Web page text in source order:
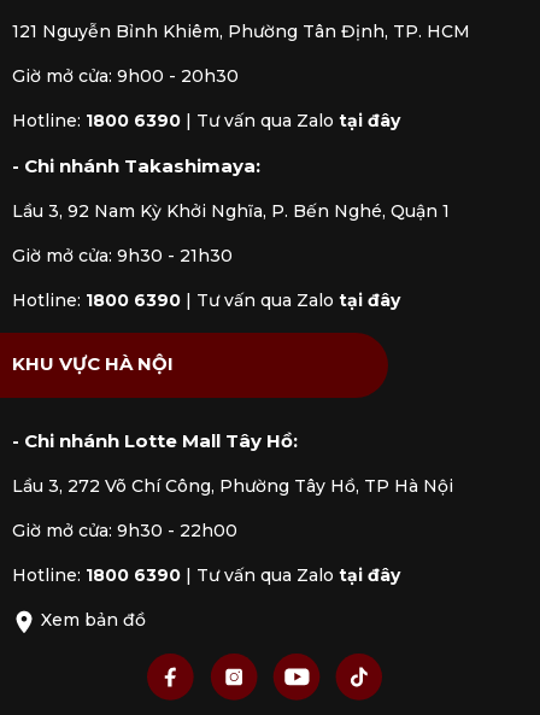
121 Nguyễn Bỉnh Khiêm, Phường Tân Định, TP. HCM
Giờ mở cửa: 9h00 - 20h30
Hotline: 1800 6390 Tư vấn qua Zalo tại đây
- Chi nhánh Takashimaya:
Lầu 3, 92 Nam Kỳ Khởi Nghĩa, P. Bến Nghé, Quận 1
Giờ mở cửa: 9h30 - 21h30
Hotline: 1800 6390 Tư vấn qua Zalo tại đây
KHU VỰC HÀ NỘI
- Chi nhánh Lotte Mall Tây Hồ:
Lầu 3, 272 Võ Chí Công, Phường Tây Hồ, TP Hà Nội
Giờ mở cửa: 9h30 - 22h00
Hotline: 1800 6390 Tư vấn qua Zalo tại đây
Xem bản đồ